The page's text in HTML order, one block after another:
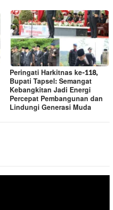
Peringati Harkitnas ke-118,
Bupati Tapsel: Semangat
Kebangkitan Jadi Energi
Percepat Pembangunan dan
Lindungi Generasi Muda